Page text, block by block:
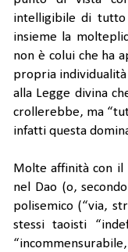
intelligibile di tutto
insieme la
non è colui che ha
propria individualità
alla Legge divina
crollerebbe, ma
infatti questa
Molte affinità con il
nel Dao (o,
polisemico (“via,
stessi taoisti